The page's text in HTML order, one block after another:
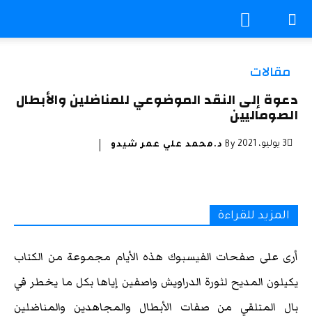
مقالات
دعوة إلى النقد الموضوعي للمناضلين والأبطال
الصوماليين
3 يوليو، 2021 By د.محمد علي عمر شيدو
المزيد للقراءة
أرى على صفحات الفيسبوك هذه الأيام مجموعة من الكتاب
يكيلون المديح لثورة الدراويش واصفين إياها بكل ما يخطر في
بال المتلقي من صفات الأبطال والمجاهدين والمناضلين